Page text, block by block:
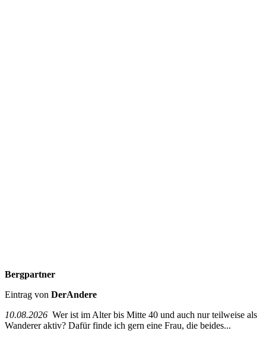
Bergpartner
Eintrag von DerAndere
10.08.2026 Wer ist im Alter bis Mitte 40 und auch nur teilweise als
Wanderer aktiv? Dafür finde ich gern eine Frau, die beides...